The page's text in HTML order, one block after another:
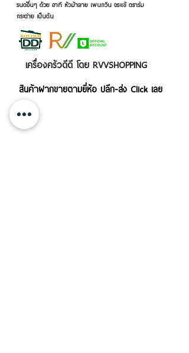
รนด์อื่นๆ ด้วย อาทิ หัวม้าลาย เพนกวิน จระเข้ ตราร่ม
กระต่าย เป็นต้น
เครื่องครัวดีดี โดย RVVSHOPPING
สินค้าฝากขายตามยี่ห้อ ปลีก-ส่ง Click เลย